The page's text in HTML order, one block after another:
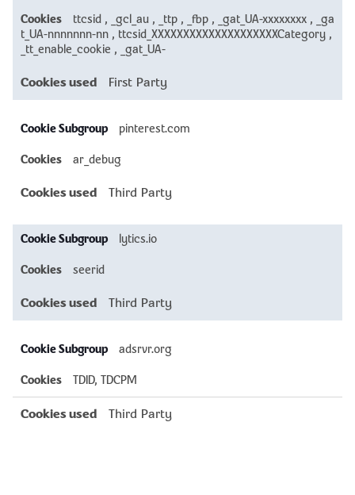
ttcsid , _gcl_au , _ttp , _fbp , _gat_UA-xxxxxxxx ,
_ga
t_UA-nnnnnnn-nn , ttcsid_XXXXXXXXXXXXXXXXXXXXCategory ,
_tt_enable_cookie , _gat_UA-
First Party
pinterest.com
ar_debug
Third Party
lytics.io
seerid
Third Party
adsrvr.org
TDID, TDCPM
Third Party